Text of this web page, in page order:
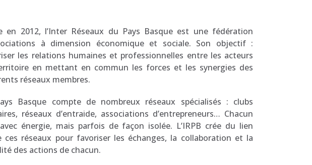
en 2012, l’Inter Réseaux du Pays Basque est une fédération
à dimension économique et sociale. Son objectif :
les relations humaines et professionnelles entre les acteurs
en mettant en commun les forces et les synergies des
réseaux membres.
Basque compte de nombreux réseaux spécialisés : clubs
réseaux d’entraide, associations d’entrepreneurs… Chacun
énergie, mais parfois de façon isolée. L’IRPB crée du lien
ces réseaux pour favoriser les échanges, la collaboration et la
des actions de chacun.